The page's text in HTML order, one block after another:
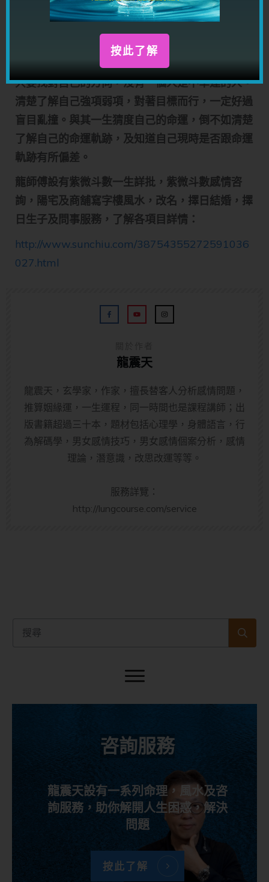
（你是否在感情路上，事業路上遇到問題？其實未
藍圖和命運軌跡而已。如果連自己最旺的顏色，數
字，方位都不知道，那怎樣會有運氣？在我看來，
只要找對自己的方向，沒有一個人是不幸運的人。
清楚了解自己強項弱項，對著目標而行，一定好過
盲目亂撞。與其一生猜度自己的命運，倒不如清楚
了解自己的命運軌跡，及知道自己現時是否跟命運
軌跡有所偏差。
龍師傅設有紫微斗數一生詳批，紫微斗數感情咨
詢，陽宅及商舖寫字樓風水，改名，擇日結婚，擇
日生子及問事服務，了解各項目詳情：
http://www.sunchiu.com/38754355272591036
027.html
龍震天
龍震天，玄學家，作家，擅長替客人分析感情問題，
推算姻緣運，一生運程，同一時間也是課程講師；出
版書籍超過三十本，題材包括心理學，身體語言，行
為解碼學，男女感情技巧，男女感情個案分析，感情
理論，潛意識，改思改運等等。
服務詳覽：
http://lungcourse.com/service
咨詢服務
龍震天設有一系列命理，風水及咨
詢服務，助你解開人生困惑，解決
問題
按此了解
按此了解